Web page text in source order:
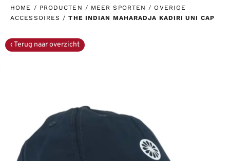
HOME / PRODUCTEN / MEER SPORTEN /OVERIGE
ACCESSOIRES /THE INDIAN MAHARADJA KADIRI UNI CAP